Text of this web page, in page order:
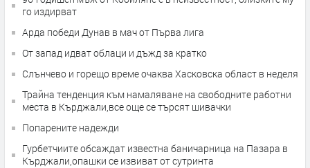
го издирват
Арда победи Дунав в мач от Първа лига
От запад идват облаци и дъжд за кратко
Слънчево и горещо време очаква Хасковска област в неделя
Трайна тенденция към намаляване на свободните работни
места в Кърджали,все още се търсят шивачки
Попарените надежди
Гурбетчиите обсаждат известна баничарница на Пазара в
Кърджали,опашки се извиват от сутринта